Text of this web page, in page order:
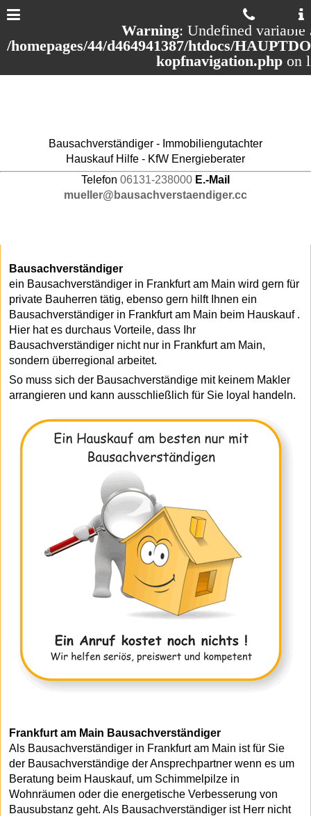
Warning: Undefined variable
/homepages/44/d464941387/htdocs/
kopfnavigation.php on
Bausachverständiger - Immobiliengutachter
Hauskauf Hilfe - KfW Energieberater
Telefon 06131-238000 E.-Mail
mueller@bausachverstaendiger.cc
Bausachverständiger
ein Bausachverständiger in Frankfurt am Main wird gern für
private Bauherren tätig, ebenso gern hilft Ihnen ein
Bausachverständiger in Frankfurt am Main beim Hauskauf .
Hier hat es durchaus Vorteile, dass Ihr
Bausachverständiger nicht nur in Frankfurt am Main,
sondern überregional arbeitet.
So muss sich der Bausachverständige mit keinem Makler
arrangieren und kann ausschließlich für Sie loyal handeln.
Frankfurt am Main Bausachverständiger
Als Bausachverständiger in Frankfurt am Main ist für Sie
der Bausachverständige der Ansprechpartner wenn es um
Beratung beim Hauskauf, um Schimmelpilze in
Wohnräumen oder die energetische Verbesserung von
Bausubstanz geht. Als Bausachverständiger ist Herr nicht